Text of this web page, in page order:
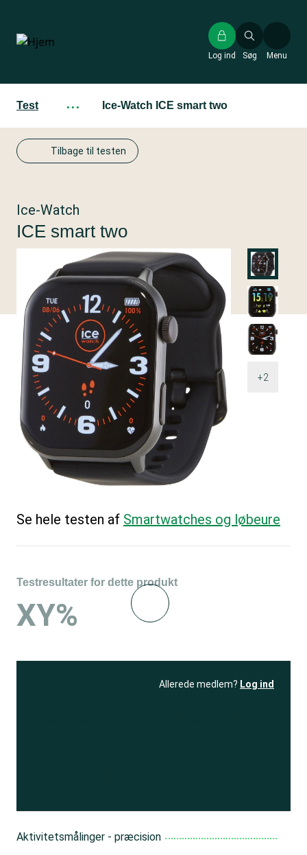
hovedindhold
Søg
Log ind Menu
Test ··· Ice-Watch ICE smart two
Tilbage til testen
+2
Ice-Watch
ICE smart two
Se hele testen af Smartwatches og løbeure
Testresultater for dette produkt
XY%
Allerede medlem? Log ind
Aktivitetsmålinger - præcision